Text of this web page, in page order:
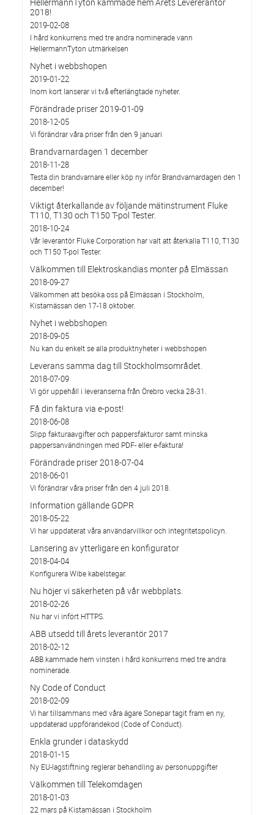
2018!
2019-02-08
I hård konkurrens med tre andra nominerade vann
HellermannTyton utmärkelsen
Nyhet i webbshopen
2019-01-22
Inom kort lanserar vi två efterlängtade nyheter.
Förändrade priser 2019-01-09
2018-12-05
Vi förändrar våra priser från den 9 januari
Brandvarnardagen 1 december
2018-11-28
Testa din brandvarnare eller köp ny inför Brandvarnardagen den 1
december!
Viktigt återkallande av följande mätinstrument Fluke
T110, T130 och T150 T-pol Tester.
2018-10-24
Vår leverantör Fluke Corporation har valt att återkalla T110, T130
och T150 T-pol Tester.
Välkommen till Elektroskandias monter på Elmässan
2018-09-27
Välkommen att besöka oss på Elmässan i Stockholm,
Kistamässan den 17-18 oktober.
Nyhet i webbshopen
2018-09-05
Nu kan du enkelt se alla produktnyheter i webbshopen
Leverans samma dag till Stockholmsområdet.
2018-07-09
Vi gör uppehåll i leveranserna från Örebro vecka 28-31.
Få din faktura via e-post!
2018-06-08
Slipp fakturaavgifter och pappersfakturor samt minska
pappersanvändningen med PDF- eller e-faktura!
Förändrade priser 2018-07-04
2018-06-01
Vi förändrar våra priser från den 4 juli 2018.
Information gällande GDPR
2018-05-22
Vi har uppdaterat våra användarvillkor och integritetspolicyn.
Lansering av ytterligare en konfigurator
2018-04-04
Konfigurera Wibe kabelstegar.
Nu höjer vi säkerheten på vår webbplats.
2018-02-26
Nu har vi infört HTTPS.
ABB utsedd till årets leverantör 2017
2018-02-12
ABB kammade hem vinsten i hård konkurrens med tre andra
nominerade.
Ny Code of Conduct
2018-02-09
Vi har tillsammans med våra ägare Sonepar tagit fram en ny,
uppdaterad uppförandekod (Code of Conduct).
Enkla grunder i dataskydd
2018-01-15
Ny EU-lagstiftning reglerar behandling av personuppgifter
Välkommen till Telekomdagen
2018-01-03
22 mars på Kistamässan i Stockholm